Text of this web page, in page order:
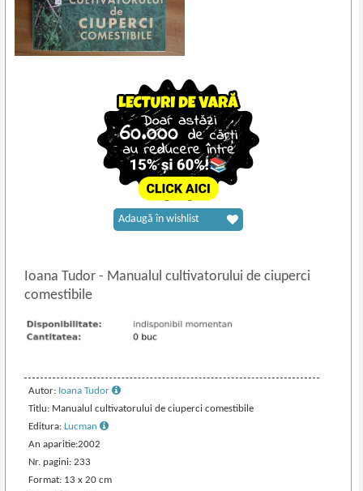
Ioana Tudor- Manualul cultivatorului de ciuperci
comestibile
Autor: Ioana Tudor
Titlu: Manualul cultivatorului de ciuperci comestibile
Editura:Lucman
An aparitie:2002
Nr. pagini: 233
Format: 13 x 20 cm
Adaugă în wishlist